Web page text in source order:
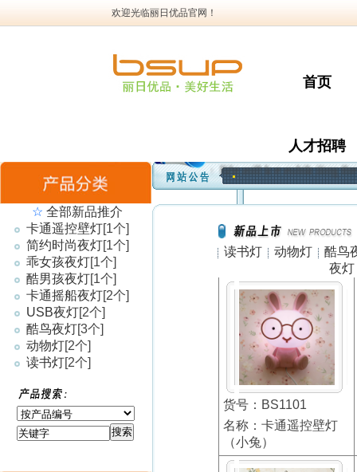
欢迎光临丽日优品官网！
首页
人才招聘
☆ 全部新品推介
卡通遥控壁灯[1个]
简约时尚夜灯[1个]
乖女孩夜灯[1个]
酷男孩夜灯[1个]
卡通摇船夜灯[2个]
USB夜灯[2个]
酷鸟夜灯[3个]
动物灯[2个]
读书灯[2个]
· We will be exhibiting the
读书灯 动物灯
酷鸟
夜灯
货号：BS1101
名称：卡通遥控壁灯
（小兔）